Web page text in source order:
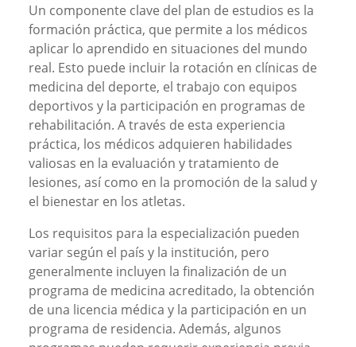
Un componente clave del plan de estudios es la
formación práctica, que permite a los médicos
aplicar lo aprendido en situaciones del mundo
real. Esto puede incluir la rotación en clínicas de
medicina del deporte, el trabajo con equipos
deportivos y la participación en programas de
rehabilitación. A través de esta experiencia
práctica, los médicos adquieren habilidades
valiosas en la evaluación y tratamiento de
lesiones, así como en la promoción de la salud y
el bienestar en los atletas.
Los requisitos para la especialización pueden
variar según el país y la institución, pero
generalmente incluyen la finalización de un
programa de medicina acreditado, la obtención
de una licencia médica y la participación en un
programa de residencia. Además, algunos